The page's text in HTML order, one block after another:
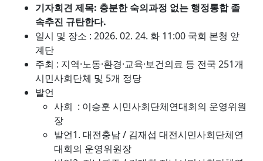
기자회견 제목: 충분한 숙의과정 없는 행정통합 졸
속추진 규탄한다.
일시 및 장소 : 2026. 02. 24. 화 11:00 국회 본청 앞
계단
주최 : 지역·노동·환경·교육·보건의료 등 전국 251개
시민사회단체 및 5개 정당
발언
사회 : 이승훈 시민사회단체연대회의 운영위원
장
발언1. 대전충남 / 김재섭 대전시민사회단체연
대회의 운영위원장